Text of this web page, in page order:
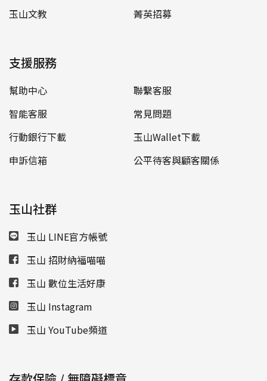
玉山文教
菁英招募
支援服務
幫助中心
聯繫客服
智能客服
常見問題
行動銀行下載
玉山Wallet下載
申訴信箱
公平待客與顧客關係
玉山社群
玉山 LINE官方帳號
玉山 招財納福喵喵
玉山 數位生活好康
玉山 Instagram
玉山 YouTube頻道